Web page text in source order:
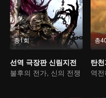
총1회
선역 극장판 신림지전
불후의 전가, 신의 전쟁
총
탄천